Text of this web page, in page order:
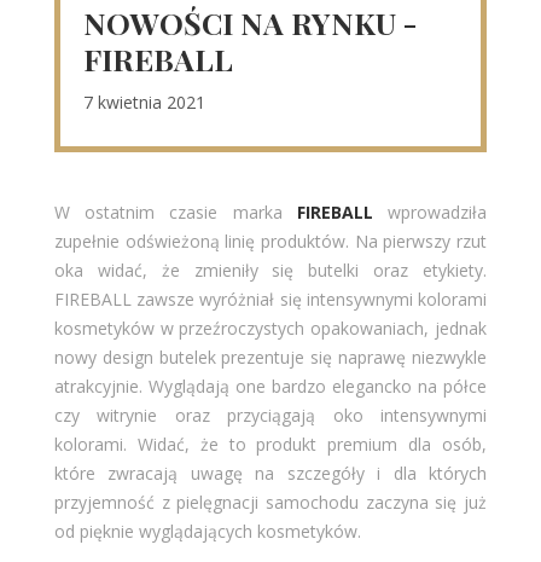
NOWOŚCI NA RYNKU -
FIREBALL
7 kwietnia 2021
W ostatnim czasie marka FIREBALL wprowadziła
zupełnie odświeżoną linię produktów. Na pierwszy rzut
oka widać, że zmieniły się butelki oraz etykiety.
FIREBALL zawsze wyróżniał się intensywnymi kolorami
kosmetyków w przeźroczystych opakowaniach, jednak
nowy design butelek prezentuje się naprawę niezwykle
atrakcyjnie. Wyglądają one bardzo elegancko na półce
czy witrynie oraz przyciągają oko intensywnymi
kolorami. Widać, że to produkt premium dla osób,
które zwracają uwagę na szczegóły i dla których
przyjemność z pielęgnacji samochodu zaczyna się już
od pięknie wyglądających kosmetyków.